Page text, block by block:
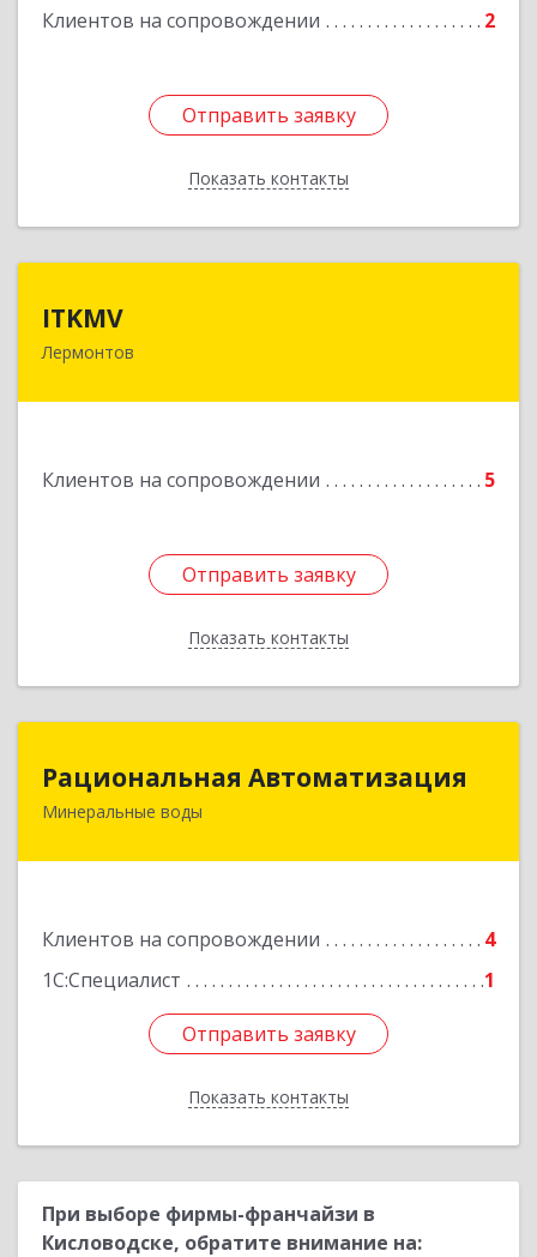
Клиентов на сопровождении 2
Отправить заявку
Показать контакты
Отправить заявку
Назад
ITKMV
Лермонтов
Клиентов на сопровождении 5
Отправить заявку
Показать контакты
Отправить заявку
Назад
Рациональная Автоматизация
Минеральные воды
Клиентов на сопровождении
4
1С:Специалист
1
Отправить заявку
Показать контакты
357209, Ставропольский край, м.о.
Подробнее
Отправить заявку
Назад
При выборе фирмы-франчайзи в
Кисловодске, обратите внимание на: